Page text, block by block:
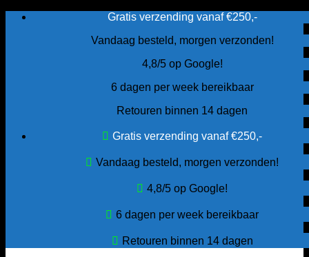
Gratis verzending vanaf €250,-
Vandaag besteld, morgen verzonden!
4,8/5 op Google!
6 dagen per week bereikbaar
Retouren binnen 14 dagen
Gratis verzending vanaf €250,-
Vandaag besteld, morgen verzonden!
4,8/5 op Google!
6 dagen per week bereikbaar
Retouren binnen 14 dagen